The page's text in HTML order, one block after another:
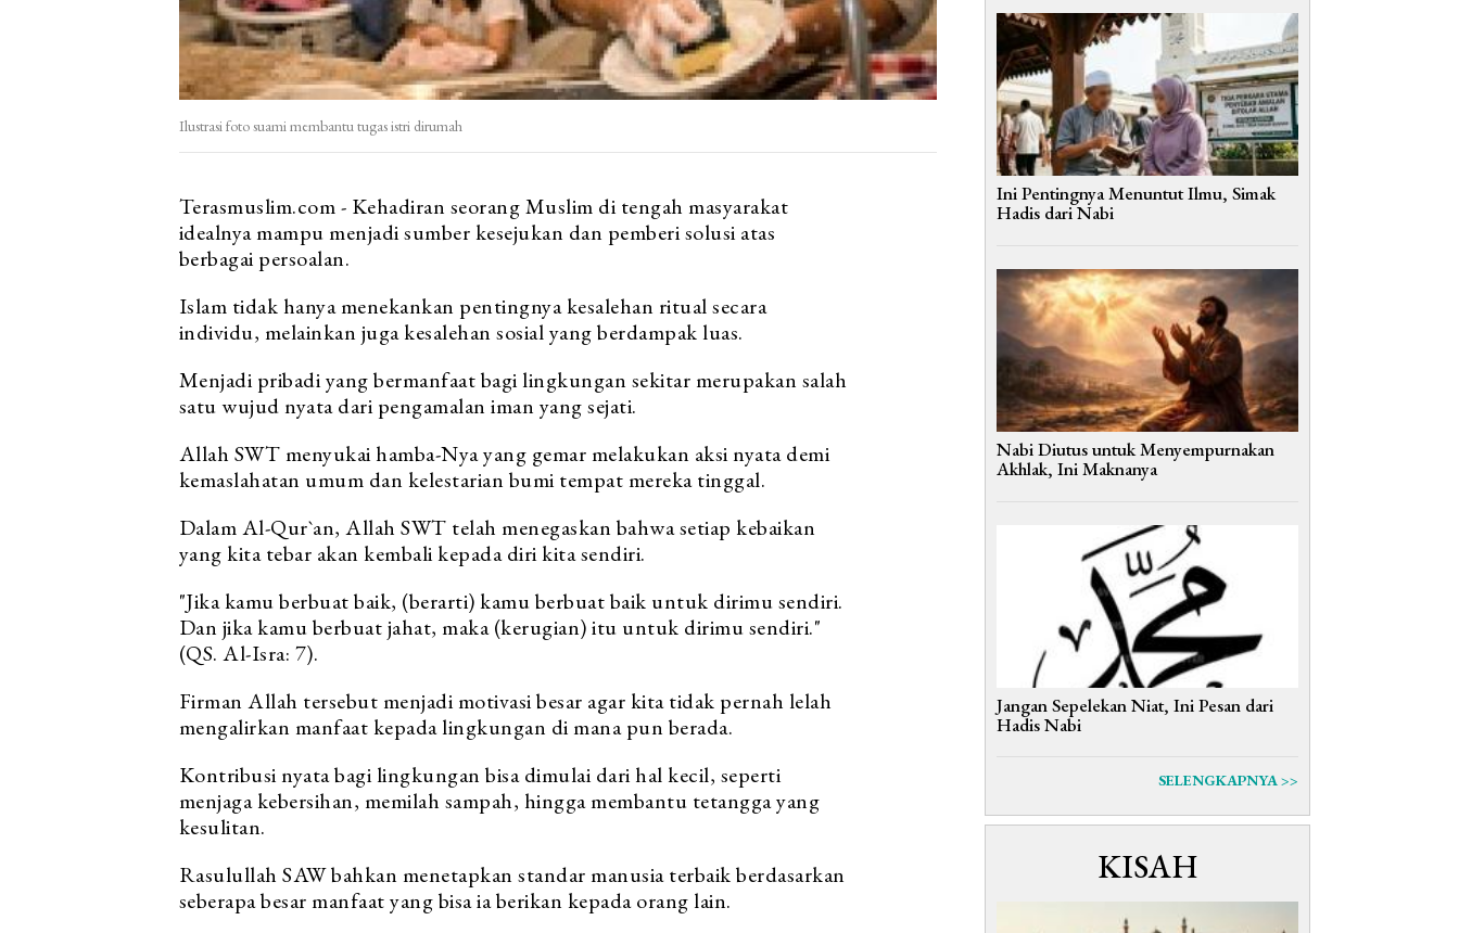
Ilustrasi foto suami membantu tugas istri dirumah
Terasmuslim.com - Kehadiran seorang Muslim di tengah masyarakat
idealnya mampu menjadi sumber kesejukan dan pemberi solusi atas
berbagai persoalan.
Islam tidak hanya menekankan pentingnya kesalehan ritual secara
individu, melainkan juga kesalehan sosial yang berdampak luas.
Menjadi pribadi yang bermanfaat bagi lingkungan sekitar merupakan salah
satu wujud nyata dari pengamalan iman yang sejati.
Allah SWT menyukai hamba-Nya yang gemar melakukan aksi nyata demi
kemaslahatan umum dan kelestarian bumi tempat mereka tinggal.
Dalam Al-Qur`an, Allah SWT telah menegaskan bahwa setiap kebaikan
yang kita tebar akan kembali kepada diri kita sendiri.
"Jika kamu berbuat baik, (berarti) kamu berbuat baik untuk dirimu sendiri.
Dan jika kamu berbuat jahat, maka (kerugian) itu untuk dirimu sendiri."
(QS. Al-Isra: 7).
Firman Allah tersebut menjadi motivasi besar agar kita tidak pernah lelah
mengalirkan manfaat kepada lingkungan di mana pun berada.
Kontribusi nyata bagi lingkungan bisa dimulai dari hal kecil, seperti
menjaga kebersihan, memilah sampah, hingga membantu tetangga yang
kesulitan.
Rasulullah SAW bahkan menetapkan standar manusia terbaik berdasarkan
seberapa besar manfaat yang bisa ia berikan kepada orang lain.
Ini Pentingnya Menuntut Ilmu, Simak
Hadis dari Nabi
Nabi Diutus untuk Menyempurnakan
Akhlak, Ini Maknanya
Jangan Sepelekan Niat, Ini Pesan dari
Hadis Nabi
SELENGKAPNYA >>
KISAH